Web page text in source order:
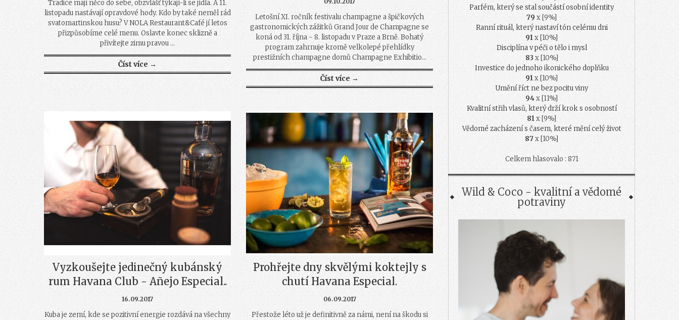
Tradice mají něco do sebe, obzvlášť týkají-li se jídla. A 11.
listopadu nastávají opravdové hody. Kdo by také neměl rád
svatomartinskou husu? V NOLA Restaurant&Café jí letos
přizpůsobíme celé menu. Oslavte konec sklizně a
přivítejte zimu pravou ...
Číst více →
Letošní XI. ročník festivalu champagne a špičkových
gastronomických zážitků Grand Jour de Champagne se
koná od 31. října - 8. listopadu v Praze a Brně. Bohatý
program zahrnuje kromě velkolepé přehlídky
prestižních champagne domů Champagne Exhibitio...
Číst více →
Vyzkoušejte jedinečný kubánský
rum Havana Club - Añejo Especial..
16.09.2017
Kuba je zemí, kde se pozitivní energie rozdává na všechny
Prohřejte dny skvělými koktejly s
chutí Havana Especial.
06.09.2017
Přestože léto už je definitivně za námi, není na škodu si
Parfém, který se stal součástí osobní identity
79 x [9%]
Ranní rituál, který nastaví tón celému dni
91x [10%]
Disciplína v péči o tělo i mysl
83 x [10%]
Investice do jednoho ikonického doplňku
91x [10%]
Umění říct ne bez pocitu viny
94x [11%]
Kvalitní střih vlasů, který drží krok s osobností
81x [9%]
Vědomé zacházení s časem, které mění celý život
87x [10%]
Celkem hlasovalo : 871
Wild & Coco - kvalitní a vědomé
potraviny